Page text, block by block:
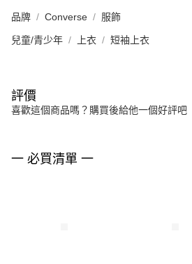
品牌 Converse 服飾
兒童/青少年 上衣 短袖上衣
評價
喜歡這個商品嗎？購買後給他一個好評吧
一 必買清單 一